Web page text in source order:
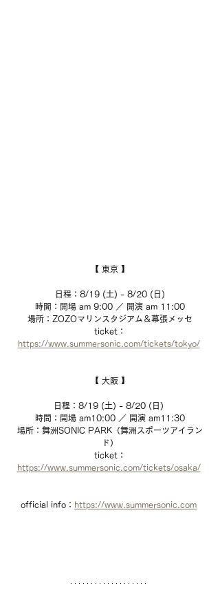
【 東京 】
日程：8/19 (土) - 8/20 (日)
時間：開場 am 9:00 ／ 開演 am 11:00
場所：ZOZOマリンスタジアム＆幕張メッセ
ticket：
https://www.summersonic.com/tickets/tokyo/
【 大阪 】
日程：8/19 (土) - 8/20 (日)
時間：開場 am10:00 ／ 開演 am11:30
場所：舞洲SONIC PARK（舞洲スポーツアイラン
ド）
ticket：
https://www.summersonic.com/tickets/osaka/
official info： https://www.summersonic.com